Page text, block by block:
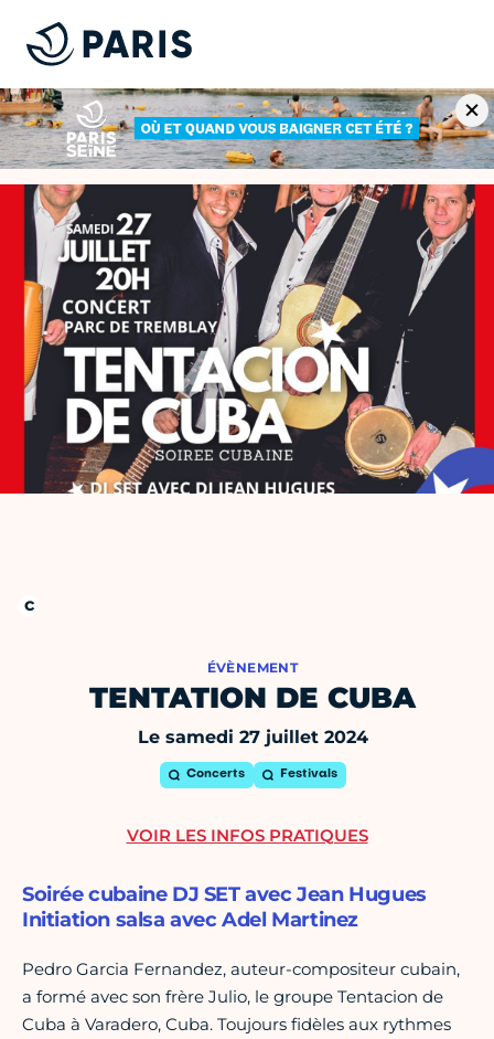
ÉVÈNEMENT
TENTATION DE CUBA
Le samedi 27 juillet 2024
Concerts Festivals
Soirée cubaine DJ SET avec Jean Hugues
Initiation salsa avec Adel Martinez
Pedro Garcia Fernandez, auteur-compositeur cubain,
a formé avec son frère Julio, le groupe Tentacion de
Cuba à Varadero, Cuba. Toujours fidèles aux rythmes
VOIR LES INFOS PRATIQUES